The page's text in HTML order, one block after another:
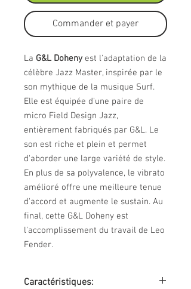
Commander et payer
La G&L Doheny est l'adaptation de la
célèbre Jazz Master, inspirée par le
son mythique de la musique Surf.
Elle est équipée d'une paire de
micro Field Design Jazz,
entièrement fabriqués par G&L. Le
son est riche et plein et permet
d'aborder une large variété de style.
En plus de sa polyvalence, le vibrato
amélioré offre une meilleure tenue
d'accord et augmente le sustain. Au
final, cette G&L Doheny est
l'accomplissement du travail de Leo
Fender.
Caractéristiques: